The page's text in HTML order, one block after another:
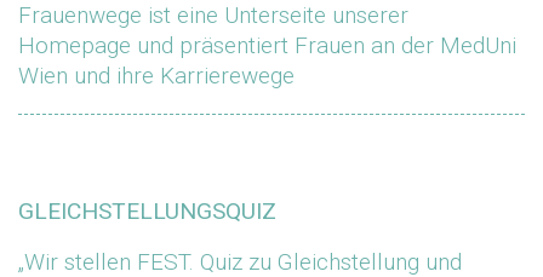
Frauenwege ist eine Unterseite unserer
Homepage und präsentiert Frauen an der MedUni
Wien und ihre Karrierewege
GLEICHSTELLUNGSQUIZ
„Wir stellen FEST. Quiz zu Gleichstellung und